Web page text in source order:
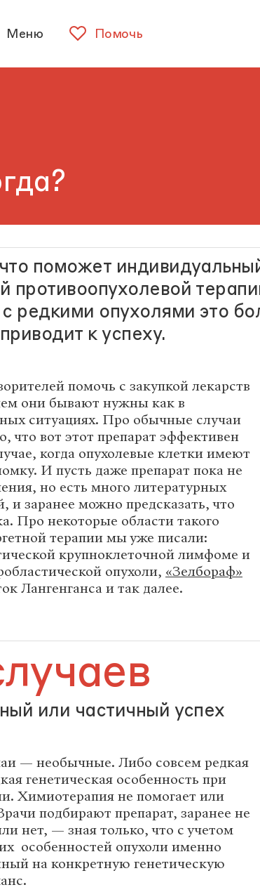
Помочь
Меню
поможет
противоопухолевой
редкими опухолями это
к успеху.
помочь с закупкой лекарств
они бывают нужны как в
ситуациях. Про обычные случаи
что вот этот препарат эффективен
когда опухолевые клетки имеют
И пусть даже препарат пока не
но есть много литературных
и заранее можно предсказать, что
Про некоторые области такого
терапии мы уже писали:
крупноклеточной лимфоме и
опухоли, «Зелбораф»
Лангенганса и так далее.
или частичный успех
— необычные. Либо совсем редкая
генетическая особенность при
Химиотерапия не помогает или
подбирают препарат, заранее не
нет, — зная только, что с учетом
особенностей опухоли именно
на конкретную генетическую